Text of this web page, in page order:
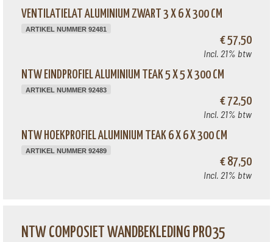
VENTILATIELAT ALUMINIUM ZWART 3 X 6 X 300 CM
ARTIKEL NUMMER 92481
€ 57,50
Incl. 21% btw
NTW EINDPROFIEL ALUMINIUM TEAK 5 X 5 X 300 CM
ARTIKEL NUMMER 92483
€ 72,50
Incl. 21% btw
NTW HOEKPROFIEL ALUMINIUM TEAK 6 X 6 X 300 CM
ARTIKEL NUMMER 92489
€ 87,50
Incl. 21% btw
NTW COMPOSIET WANDBEKLEDING PRO35